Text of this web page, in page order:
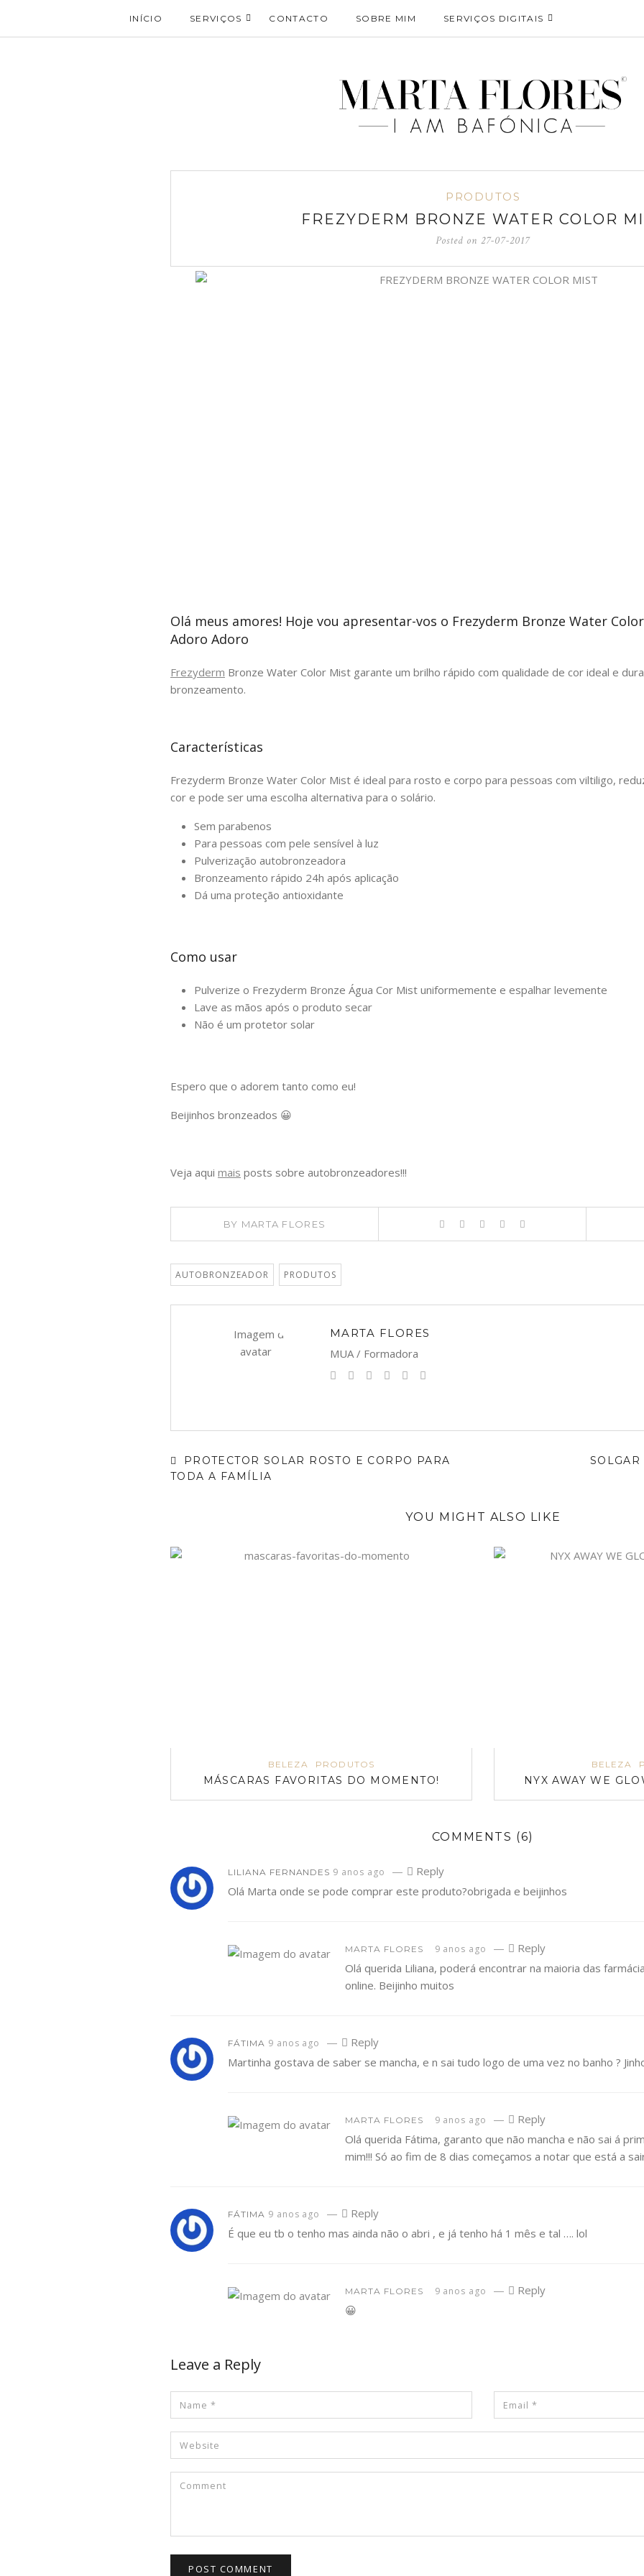
INÍCIO SERVIÇOS CONTACTO SOBRE MIM SERVIÇOS DIGITAIS
PRODUTOS
FREZYDERM BRONZE WATER COLOR
Posted on 27-07-2017
Olá meus amores! Hoje vou apresentar-vos o Frezyderm Bronze Water
Adoro Adoro
Frezyderm Bronze Water Color Mist garante um brilho rápido com qualidade de cor ideal e
bronzeamento.
Características
Frezyderm Bronze Water Color Mist é ideal para rosto e corpo para pessoas com viltiligo,
cor e pode ser uma escolha alternativa para o solário.
Sem parabenos
Para pessoas com pele sensível à luz
Pulverização autobronzeadora
Bronzeamento rápido 24h após aplicação
Dá uma proteção antioxidante
Como usar
Pulverize o Frezyderm Bronze Água Cor Mist uniformemente e espalhar levemente
Lave as mãos após o produto secar
Não é um protetor solar
Espero que o adorem tanto como eu!
Beijinhos bronzeados 😀
Veja aqui mais posts sobre autobronzeadores!!!
BY MARTA FLORES
AUTOBRONZEADOR PRODUTOS
MARTA FLORES
MUA / Formadora
PROTECTOR SOLAR ROSTO E CORPO PARA
TODA A FAMÍLIA
YOU MIGHT ALSO LIKE
BELEZA PRODUTOS
MÁSCARAS FAVORITAS DO MOMENTO!
BELEZA
NYX AWAY WE
COMMENTS (6)
LILIANA FERNANDES 9 anos ago —
Reply
Olá Marta onde se pode comprar este produto?obrigada e beijinhos
MARTA FLORES 9 anos ago —
Reply
Olá querida Liliana, poderá encontrar na maioria das
online. Beijinho muitos
FÁTIMA 9 anos ago —
Reply
Martinha gostava de saber se mancha, e n sai tudo logo de uma vez no banho ?
MARTA FLORES 9 anos ago —
Reply
Olá querida Fátima, garanto que não mancha e não sai á
mim!!! Só ao fim de 8 dias começamos a notar que está a
FÁTIMA 9 anos ago —
Reply
É que eu tb o tenho mas ainda não o abri , e já tenho há 1 mês e tal …. lol
MARTA FLORES 9 anos ago —
Reply
😀
Leave a Reply